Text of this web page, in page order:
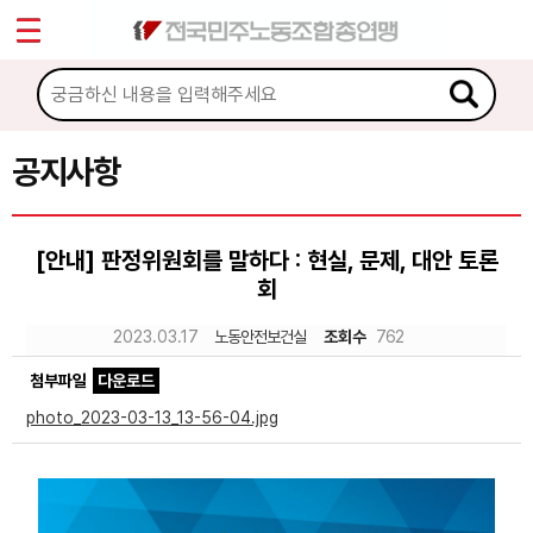
공지사항
[안내] 판정위원회를 말하다 : 현실, 문제, 대안 토론
회
2023.03.17 노동안전보건실 조회수 762
첨부파일
다운로드
photo_2023-03-13_13-56-04.jpg
마이페이지
소개
소식
공지사항
성명·보도
노동상담
자료
Sketchbook5, 스케치북5
Sketchbook5, 스케치북5